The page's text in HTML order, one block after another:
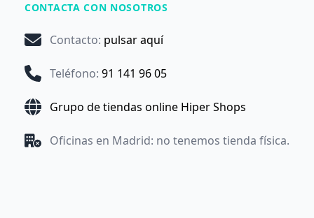
CONTACTA CON NOSOTROS
Contacto: pulsar aquí
Teléfono: 91 141 96 05
Grupo de tiendas online Hiper Shops
Oficinas en Madrid: no tenemos tienda física.